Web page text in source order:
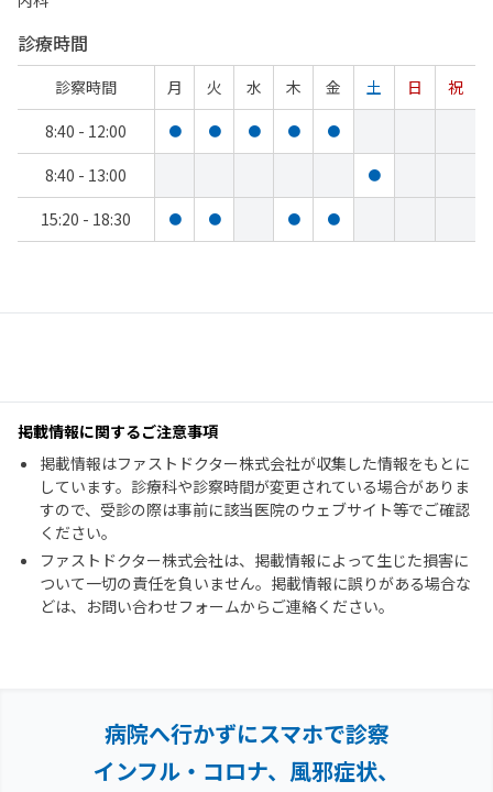
診療時間
診察時間 月 火 水 木 金 土 日
祝
8:40 - 12:00
● ● ● ● ●
8:40 - 13:00 ●
15:20 - 18:30 ● ● ● ●
掲載情報に関するご注意事項
掲載情報はファストドクター株式会社が収集した情報をもとに
しています。診療科や診察時間が変更されている場合がありま
すので、受診の際は事前に該当医院のウェブサイト等でご確認
ください。
ファストドクター株式会社は、掲載情報によって生じた損害に
ついて一切の責任を負いません。掲載情報に誤りがある場合な
どは、お問い合わせフォームからご連絡ください。
病院へ行かずにスマホで診察
インフル・コロナ、風邪症状、